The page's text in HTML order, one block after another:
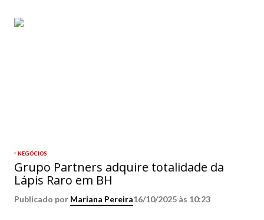
NEGÓCIOS
Grupo Partners adquire totalidade da
Lápis Raro em BH
Publicado por Mariana Pereira16/10/2025 às 10:23